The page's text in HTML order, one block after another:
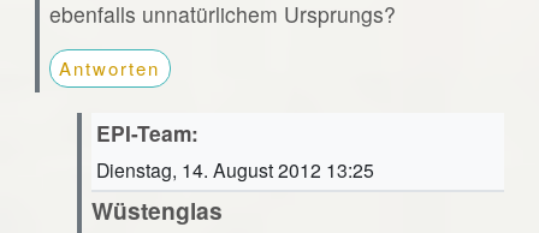
ebenfalls unnatürlichem Ursprungs?
Antworten
EPI-Team:
Dienstag, 14. August 2012 13:25
Wüstenglas